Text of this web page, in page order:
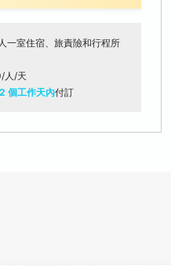
一室住宿、旅責險和行程所
人/天
2 個工作天內付訂